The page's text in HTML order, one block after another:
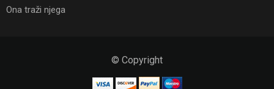
Ona traži njega
© Copyright